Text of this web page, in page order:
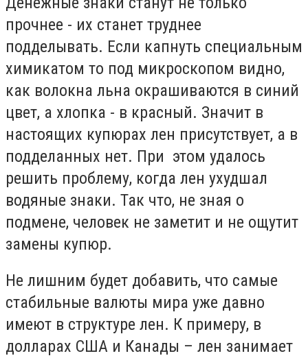
прочнее - их станет труднее
подделывать. Если капнуть специальным
химикатом то под микроскопом видно,
как волокна льна окрашиваются в синий
цвет, а хлопка - в красный. Значит в
настоящих купюрах лен присутствует, а в
подделанных нет. При этом удалось
решить проблему, когда лен ухудшал
водяные знаки. Так что, не зная о
подмене, человек не заметит и не ощутит
замены купюр.
Не лишним будет добавить, что самые
стабильные валюты мира уже давно
имеют в структуре лен. К примеру, в
долларах США и Канады – лен занимает